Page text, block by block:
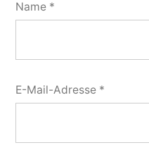
Name *
E-Mail-Adresse *